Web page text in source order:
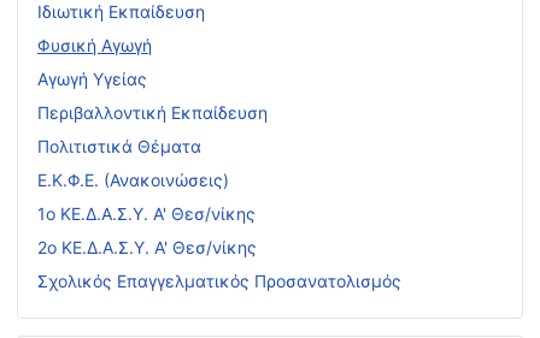
Ιδιωτική Εκπαίδευση
Φυσική Αγωγή
Αγωγή Υγείας
Περιβαλλοντική Εκπαίδευση
Πολιτιστικά Θέματα
Ε.Κ.Φ.Ε. (Ανακοινώσεις)
1ο ΚΕ.Δ.Α.Σ.Υ. Α' Θεσ/νίκης
2ο ΚΕ.Δ.Α.Σ.Υ. Α' Θεσ/νίκης
Σχολικός Επαγγελματικός Προσανατολισμός